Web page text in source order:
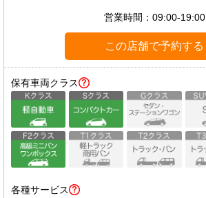
営業時間： 09:00-19:00
この店舗で予約する
保有車両クラス
各種サービス